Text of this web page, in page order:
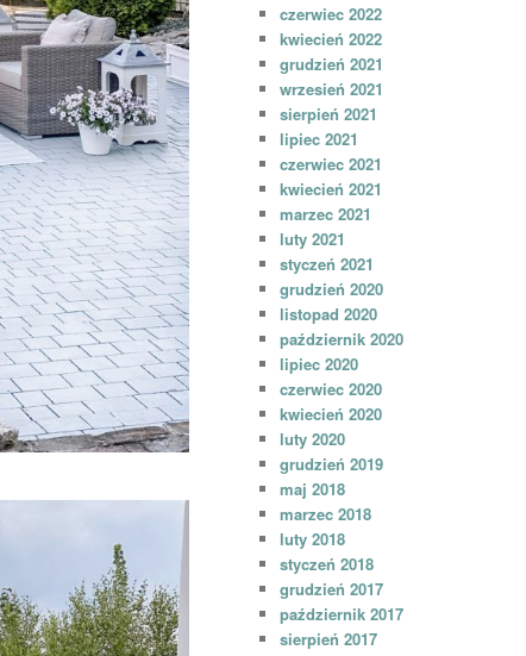
czerwiec 2022
kwiecień 2022
grudzień 2021
wrzesień 2021
sierpień 2021
lipiec 2021
czerwiec 2021
kwiecień 2021
marzec 2021
luty 2021
styczeń 2021
grudzień 2020
listopad 2020
październik 2020
lipiec 2020
czerwiec 2020
kwiecień 2020
luty 2020
grudzień 2019
maj 2018
marzec 2018
luty 2018
styczeń 2018
grudzień 2017
październik 2017
sierpień 2017